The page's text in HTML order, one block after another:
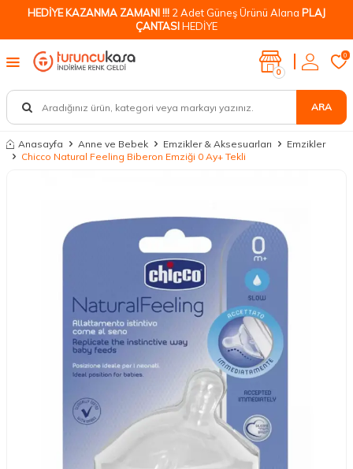
HEDİYE KAZANMA ZAMANI !!! 2 Adet Güneş Ürünü Alana PLAJ
ÇANTASIHEDİYE
ARA
0
0
Anasayfa Anne ve Bebek Emzikler & Aksesuarları
Emzikler
Chicco Natural Feeling Biberon Emziği 0 Ay+ Tekli